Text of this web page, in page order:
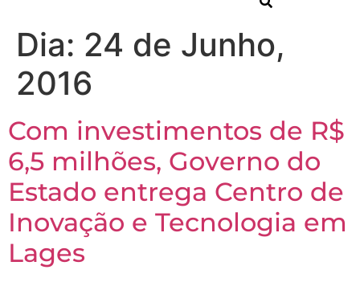
Dia: 24 de Junho,
2016
Com investimentos de R$
6,5 milhões, Governo do
Estado entrega Centro de
Inovação e Tecnologia em
Lages